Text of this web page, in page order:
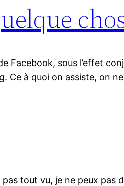
Facebook, sous l’effet
Ce à quoi on assiste, on
tout vu, je ne peux pas